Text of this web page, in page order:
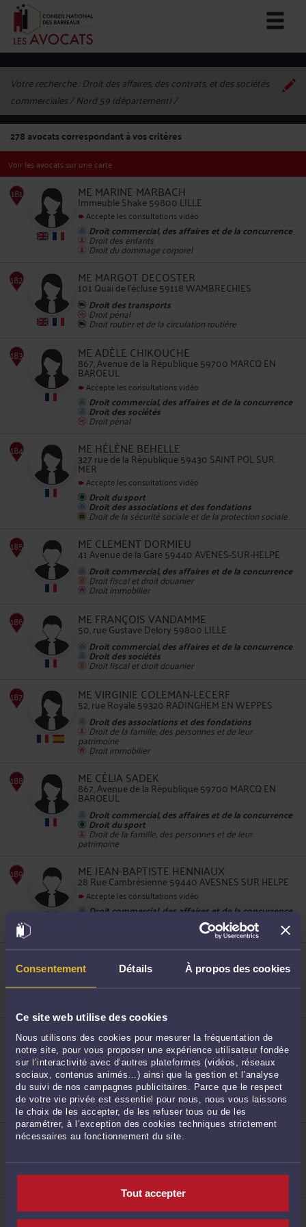
Consentement Détails À propos des cookies
Ce site web utilise des cookies
Nous utilisons des cookies pour mesurer la fréquentation de
notre site, pour vous proposer une expérience utilisateur fondée
sur l’interactivité avec d’autres plateformes (vidéos, réseaux
sociaux, contenus animés…) ainsi que la gestion et l’analyse
du suivi de nos campagnes publicitaires. Parce que le respect
de votre vie privée est essentiel pour nous, nous vous laissons
le choix de les accepter, de les refuser tous ou de les
paramétrer, à l’exception des cookies techniques strictement
nécessaires au fonctionnement du site.
Tout accepter
Votre recherche :Droit des affaires, des contrats, et des sociétés
commerciales / Nord 59 (département)
278avocats correspondant à vos critères
Voir les avocats sur une carte
ME MARINE MARBACH
Immeuble Shake 59800 LILLE
Accepte les consultations vidéo
Droit commercial, des affaires et de la concurrence
Droit des enfants
Droit du dommage corporel
182
ME MARGOT DECOSTER
101 Quai de l'écluse 59118 WAMBRECHIES
Droit des transports
Droit pénal
Droit routier et de la circulation routière
183
ME ADÈLE CHIKOUCHE
867, Avenue de la République 59700 MARCQ EN
BAROEUL
Accepte les consultations vidéo
Droit commercial, des affaires et de la concurrence
Droit des sociétés
Droit pénal
184
ME HÉLÈNE BEHELLE
327 rue de la République 59430 SAINT POL SUR
MER
Accepte les consultations vidéo
Droit du sport
Droit des associations et des fondations
Droit de la sécurité sociale et de la protection sociale
ME CLEMENT DORMIEU
41 Avenue de la Gare 59440 AVENES-SUR-HELPE
Droit commercial, des affaires et de la concurrence
Droit fiscal et droit douanier
Droit immobilier
186
ME FRANÇOIS VANDAMME
50, rue Gustave Delory 59800 LILLE
Droit commercial, des affaires et de la concurrence
Droit des sociétés
Droit fiscal et droit douanier
187
ME VIRGINIE COLEMAN-LECERF
52, rue Royale 59320 RADINGHEM EN WEPPES
Droit des associations et des fondations
Droit de la famille, des personnes et de leur
patrimoine
Droit immobilier
188
ME CÉLIA SADEK
867, Avenue de la République 59700 MARCQ EN
BAROEUL
Droit commercial, des affaires et de la concurrence
Droit du sport
Droit de la famille, des personnes et de leur
patrimoine
189
ME JEAN-BAPTISTE HENNIAUX
28 Rue Cambrésienne 59440 AVESNES SUR HELPE
Accepte les consultations vidéo
Droit commercial, des affaires et de la concurrence
ME JEAN-FRANÇOIS SEGARD
22-24 Avenue du Peuple Belge 59000 LILLE
Droit commercial, des affaires et de la concurrence
Droit pénal
ME DAPHNÉ JORE
21, rue de l'Hôpital militaire 59000 LILLE
Accepte les consultations vidéo
Droit des garanties, des sûretés et des mesures
d'exécution
Droit du crédit et de la consommation
Droit de la famille, des personnes et de leur
patrimoine
ME DAMIEN LAUGIER
Droit commercial, des affaires et de la concurrence
ME HUGO FORT
146, rue Pierre Mauroy 59000 LILLE